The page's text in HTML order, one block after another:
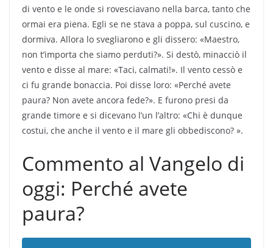
di vento e le onde si rovesciavano nella barca, tanto che
ormai era piena. Egli se ne stava a poppa, sul cuscino, e
dormiva. Allora lo svegliarono e gli dissero: «Maestro,
non t’importa che siamo perduti?». Si destò, minacciò il
vento e disse al mare: «Taci, calmati!». Il vento cessò e
ci fu grande bonaccia. Poi disse loro: «Perché avete
paura? Non avete ancora fede?». E furono presi da
grande timore e si dicevano l’un l’altro: «Chi è dunque
costui, che anche il vento e il mare gli obbediscono? ».
Commento al Vangelo di
oggi: Perché avete
paura?